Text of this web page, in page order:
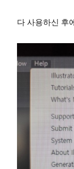
다 사용하신 후